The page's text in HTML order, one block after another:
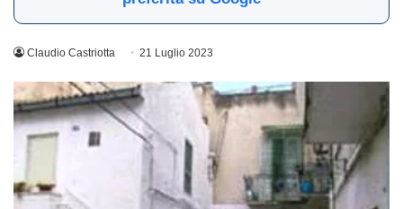
Claudio Castriotta 21 Luglio 2023